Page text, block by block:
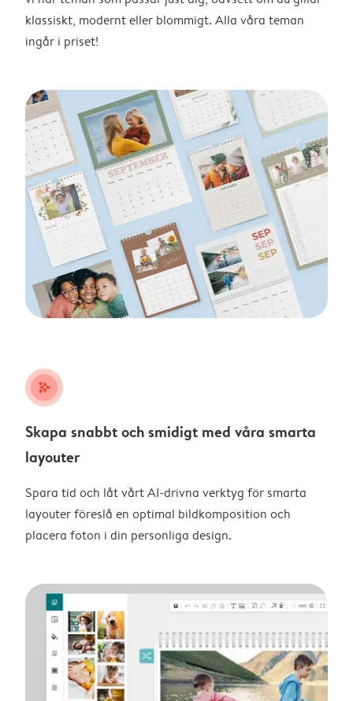
klassiskt, modernt eller blommigt. Alla våra teman
ingår i priset!
stars_plus
Skapa snabbt och smidigt med våra smarta
layouter
Spara tid och låt vårt AI-drivna verktyg för smarta
layouter föreslå en optimal bildkomposition och
placera foton i din personliga design.